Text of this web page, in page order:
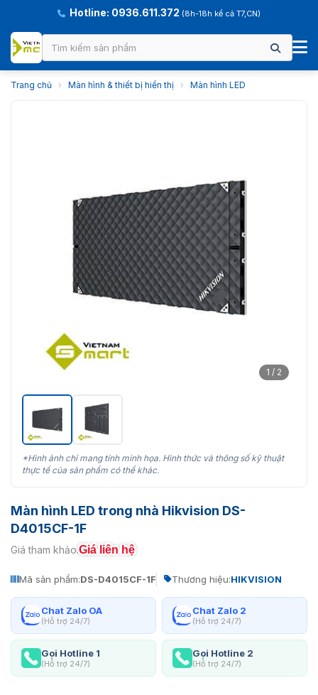
Hotline: 0936.611.372 (8h-18h kể cả T7,CN)
Trang chủ › Màn hình & thiết bị hiển thị › Màn hình LED
1 / 2
*Hình ảnh chỉ mang tính minh họa. Hình thức và thông số kỹ thuật
thực tế của sản phẩm có thể khác.
Màn hình LED trong nhà Hikvision DS-
D4015CF-1F
Giá tham khảo:Giá liên hệ
Mã sản phẩm:DS-D4015CF-1F Thương hiệu:HIKVISION
Chat Zalo OA
(Hỗ trợ 24/7)
Chat Zalo 2
(Hỗ trợ 24/7)
Gọi Hotline 1
(Hỗ trợ 24/7)
Gọi Hotline 2
(Hỗ trợ 24/7)